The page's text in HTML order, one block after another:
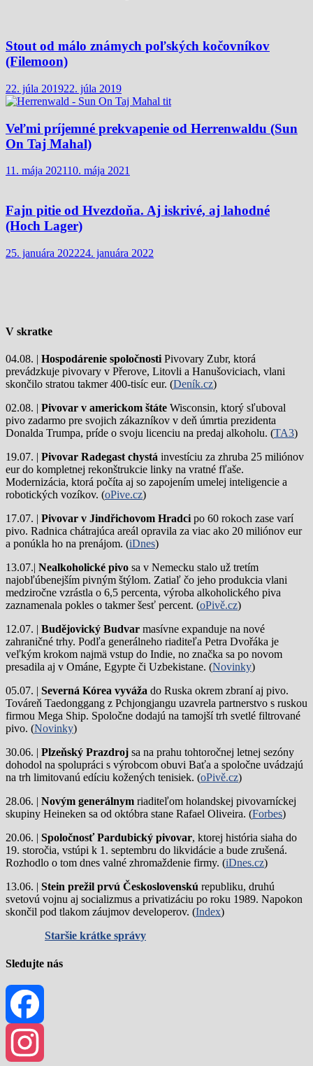
Stout od málo známych poľských kočovníkov
(Filemoon)
22. júla 201922. júla 2019
Veľmi príjemné prekvapenie od Herrenwaldu (Sun
On Taj Mahal)
11. mája 202110. mája 2021
Fajn pitie od Hvezdoňa. Aj iskrivé, aj lahodné
(Hoch Lager)
25. januára 202224. januára 2022
V skratke
04.08. | Hospodárenie spoločnostiPivovary Zubr, ktorá
prevádzkuje pivovary v Přerove, Litovli a Hanušoviciach, vlani
skončilo stratou takmer 400-tisíc eur. (Deník.cz)
02.08. | Pivovar v americkom štáte Wisconsin, ktorý sľuboval
pivo zadarmo pre svojich zákazníkov v deň úmrtia prezidenta
Donalda Trumpa, príde o svoju licenciu na predaj alkoholu. (TA3)
19.07. | Pivovar Radegast chystá investíciu za zhruba 25 miliónov
eur do kompletnej rekonštrukcie linky na vratné fľaše.
Modernizácia, ktorá počíta aj so zapojením umelej inteligencie a
robotických vozíkov. (oPive.cz)
17.07. | Pivovar v Jindřichovom Hradcipo 60 rokoch zase varí
pivo. Radnica chátrajúca areál opravila za viac ako 20 miliónov eur
a ponúkla ho na prenájom. (iDnes)
13.07.| Nealkoholické pivo sa v Nemecku stalo už tretím
najobľúbenejším pivným štýlom. Zatiaľ čo jeho produkcia vlani
medziročne vzrástla o 6,5 percenta, výroba alkoholického piva
zaznamenala pokles o takmer šesť percent. (oPivě.cz)
12.07. | Budějovický Budvar masívne expanduje na nové
zahraničné trhy. Podľa generálneho riaditeľa Petra Dvořáka je
veľkým krokom najmä vstup do Indie, no značka sa po novom
presadila aj v Ománe, Egypte či Uzbekistane. (Novinky)
05.07. | Severná Kórea vyváža do Ruska okrem zbraní aj pivo.
Továreň Taedonggang z Pchjongjangu uzavrela partnerstvo s ruskou
firmou Mega Ship. Spoločne dodajú na tamojší trh svetlé filtrované
pivo. (Novinky)
30.06. | Plzeňský Prazdroj sa na prahu tohtoročnej letnej sezóny
dohodol na spolupráci s výrobcom obuvi Baťa a spoločne uvádzajú
na trh limitovanú edíciu kožených tenisiek. (oPivě.cz)
28.06. | Novým generálnym riaditeľom holandskej pivovarníckej
skupiny Heineken sa od októbra stane Rafael Oliveira. (Forbes)
20.06. | Spoločnosť Pardubický pivovar, ktorej história siaha do
19. storočia, vstúpi k 1. septembru do likvidácie a bude zrušená.
Rozhodlo o tom dnes valné zhromaždenie firmy. (iDnes.cz)
13.06. | Stein prežil prvú Československú republiku, druhú
svetovú vojnu aj socializmus a privatizáciu po roku 1989. Napokon
skončil pod tlakom záujmov developerov. (Index)
Staršie krátke správy
Sledujte nás
Facebook